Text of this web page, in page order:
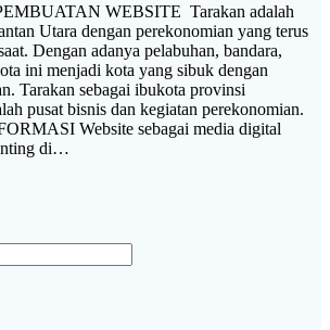
WEBSITE Tarakan adalah
Utara dengan perekonomian yang terus
Dengan adanya pelabuhan, bandara,
ini menjadi kota yang sibuk dengan
Tarakan sebagai ibukota provinsi
pusat bisnis dan kegiatan perekonomian.
Website sebagai media digital
di…